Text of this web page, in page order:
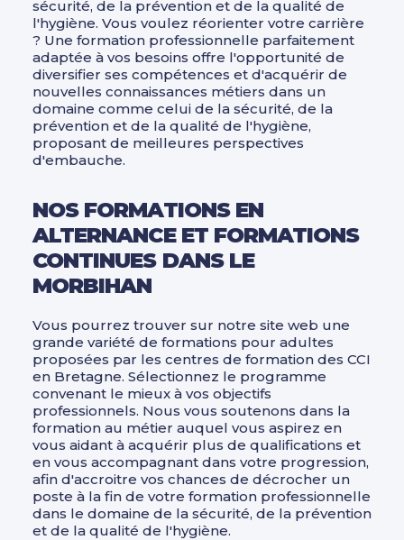
sécurité, de la prévention et de la qualité de
l'hygiène. Vous voulez réorienter votre carrière
? Une formation professionnelle parfaitement
adaptée à vos besoins offre l'opportunité de
diversifier ses compétences et d'acquérir de
nouvelles connaissances métiers dans un
domaine comme celui de la sécurité, de la
prévention et de la qualité de l'hygiène,
proposant de meilleures perspectives
d'embauche.
NOS FORMATIONS EN
ALTERNANCE ET FORMATIONS
CONTINUES DANS LE
MORBIHAN
Vous pourrez trouver sur notre site web une
grande variété de formations pour adultes
proposées par les centres de formation des CCI
en Bretagne. Sélectionnez le programme
convenant le mieux à vos objectifs
professionnels. Nous vous soutenons dans la
formation au métier auquel vous aspirez en
vous aidant à acquérir plus de qualifications et
en vous accompagnant dans votre progression,
afin d'accroitre vos chances de décrocher un
poste à la fin de votre formation professionnelle
dans le domaine de la sécurité, de la prévention
et de la qualité de l'hygiène.